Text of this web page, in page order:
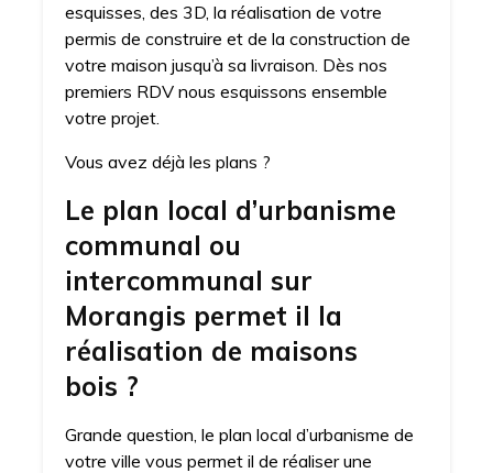
esquisses, des 3D, la réalisation de votre
permis de construire et de la construction de
votre maison jusqu’à sa livraison. Dès nos
premiers RDV nous esquissons ensemble
votre projet.
Vous avez déjà les plans ?
Le plan local d’urbanisme
communal ou
intercommunal sur
Morangis permet il la
réalisation de maisons
bois ?
Grande question, le plan local d’urbanisme de
votre ville vous permet il de réaliser une